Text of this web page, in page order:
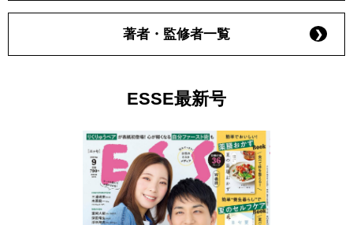
著者・監修者一覧
ESSE最新号